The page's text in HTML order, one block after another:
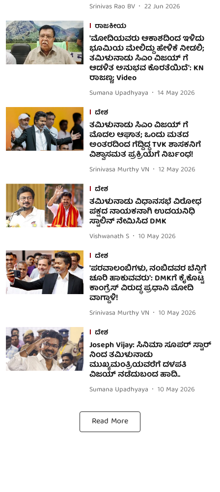
Srinivas Rao BV
22 Jun 2026
ರಾಜಕೀಯ
'ಮೋದಿಯವರು ಆಕಾಶದಿಂದ ಇಳಿದು
ಭೂಮಿಯ ಮೇಲಿದ್ದು ಹೇಳಿಕೆ ನೀಡಲಿ;
ತಮಿಳುನಾಡು ಸಿಎಂ ವಿಜಯ್ ಗೆ
ಆಡಳಿತ ಅನುಭವ ಕೊರತೆಯಿದೆ': KN
ರಾಜಣ್ಣ; Video
Sumana Upadhyaya
14 May 2026
ದೇಶ
ತಮಿಳುನಾಡು ಸಿಎಂ ವಿಜಯ್ ಗೆ
ಮೊದಲ ಆಘಾತ; ಒಂದು ಮತದ
ಅಂತರದಿಂದ ಗೆದ್ದಿದ್ದ TVK ಶಾಸಕನಿಗೆ
ವಿಶ್ವಾಸಮತ ಪ್ರಕ್ರಿಯೆಗೆ ನಿರ್ಬಂಧ!
Srinivasa Murthy VN
12 May 2026
ದೇಶ
ತಮಿಳುನಾಡು ವಿಧಾನಸಭೆ ವಿರೋಧ
ಪಕ್ಷದ ನಾಯಕನಾಗಿ ಉದಯನಿಧಿ
ಸ್ಟಾಲಿನ್ ನೇಮಿಸಿದ DMK
Vishwanath S
10 May 2026
ದೇಶ
'ಪರವಾಲಂಬಿಗಳು, ನಂಬಿದವರ ಬೆನ್ನಿಗೆ
ಚೂರಿ ಹಾಕುವವರು': DMKಗೆ ಕೈಕೊಟ್ಟ
ಕಾಂಗ್ರೆಸ್ ವಿರುದ್ಧ ಪ್ರಧಾನಿ ಮೋದಿ
ವಾಗ್ದಾಳಿ!
Srinivasa Murthy VN
10 May 2026
ದೇಶ
Joseph Vijay: ಸಿನಿಮಾ ಸೂಪರ್ ಸ್ಟಾರ್
ನಿಂದ ತಮಿಳುನಾಡು
ಮುಖ್ಯಮಂತ್ರಿಯವರೆಗೆ ದಳಪತಿ
ವಿಜಯ್ ನಡೆದುಬಂದ ಹಾದಿ..
Sumana Upadhyaya 10 May 2026
Read More